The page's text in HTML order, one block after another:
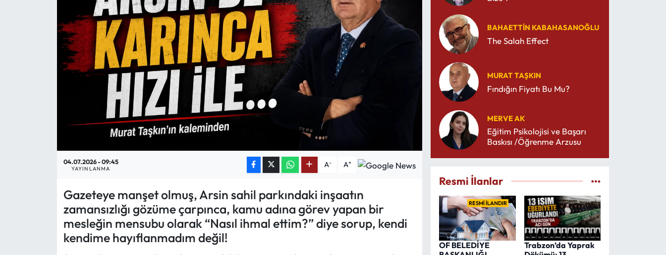
04.07.2026 - 09:45
YAYINLANMA A- A+
Gazeteye manşet olmuş, Arsin sahil parkındaki inşaatın
zamansızlığı gözüme çarpınca, kamu adına görev yapan bir
mesleğin mensubu olarak “Nasıl ihmal ettim?” diye sorup, kendi
kendime hayıflanmadım değil!
BAHAETTIN KABAHASANOĞLU
The Salah Effect
MURAT TAŞKIN
Fındığın Fiyatı Bu Mu?
MERVE AK
Eğitim Psikolojisi ve Başarı
Baskısı /Öğrenme Arzusu
Resmi İlanlar
RESMİ İLANDIR
OF BELEDİYE
Trabzon’da Yaprak
Mektup Galeri
Röportaj
ASTROLOJİ
Spor Yazıları
Mektup Galeri